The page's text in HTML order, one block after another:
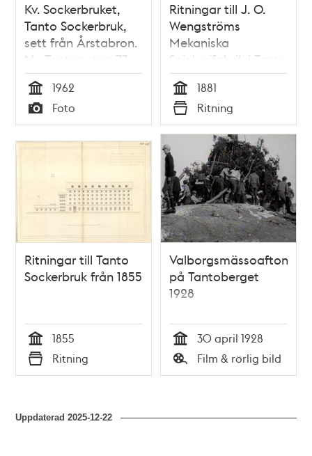
Kv. Sockerbruket,
Tanto Sockerbruk,
sett från Årstabron.
Nu Tantogatan 73,
kv. Kulltorp
Tid
1962
Typ
Foto
Ritningar till J. O.
Wengströms
Mekaniska
Snickerifabrik i Tanto
1881
Tid
1881
Typ
Ritning
Ritningar till Tanto
Sockerbruk från 1855
Tid
1855
Typ
Ritning
Valborgsmässoafton
på Tantoberget
1928
Tid
30 april 1928
Typ
Film & rörlig bild
Uppdaterad2025-12-22